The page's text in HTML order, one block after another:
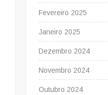
Fevereiro 2025
Janeiro 2025
Dezembro 2024
Novembro 2024
Outubro 2024